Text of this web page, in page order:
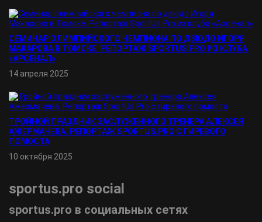
СЕМИНАР ОЛИМПИЙСКОГО ЧЕМПИОНА ПО ДЗЮДО ИГОРЯ
МАКАРОВА В ТОМСКЕ. РЕПОРТАЖ SPORTUS.PRO ИЗ КЛУБА
«АРСЕНАЛ»
14 апреля 2025
ТРОЙНОЙ ПРАЗДНИК ЗАСЛУЖЕННОГО ТРЕНЕРА АЛЕКСЕЯ
АЖЕРМАЧЕВА. РЕПОРТАЖ SPORTUS.PRO С ГИРЕВОГО
ПОМОСТА
10 октября 2025
sportus.pro social
sportus.pro в социальных сетях